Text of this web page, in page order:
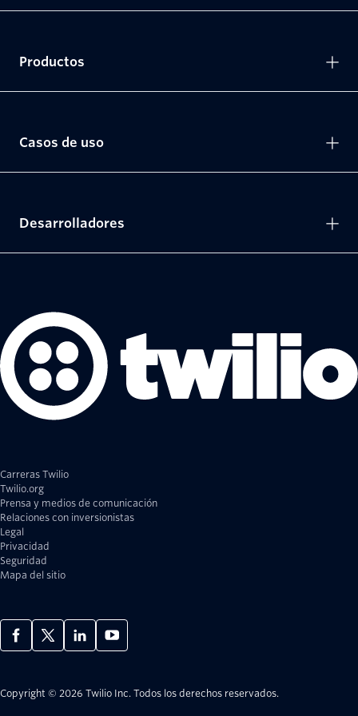
Carreras Twilio
Twilio.org
Prensa y medios de comunicación
Relaciones con inversionistas
Legal
Privacidad
Seguridad
Mapa del sitio
Copyright © 2026 Twilio Inc. Todos los derechos reservados.
Productos
Casos de uso
Desarrolladores